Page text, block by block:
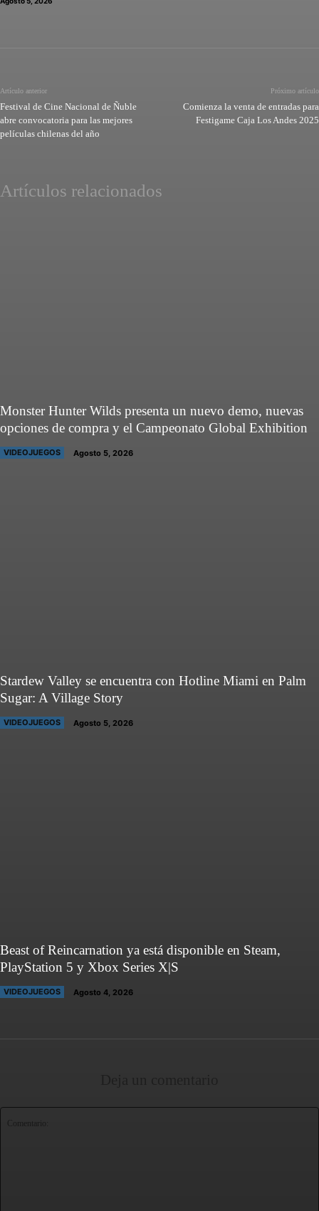
Artículo anterior
Festival de Cine Nacional de Ñuble
abre convocatoria para las mejores
películas chilenas del año
Próximo artículo
Comienza la venta de entradas para
Festigame Caja Los Andes 2025
Artículos relacionados
Monster Hunter Wilds presenta un nuevo demo, nuevas
opciones de compra y el Campeonato Global Exhibition
VIDEOJUEGOS Agosto 5, 2026
Stardew Valley se encuentra con Hotline Miami en Palm
Sugar: A Village Story
VIDEOJUEGOS Agosto 5, 2026
Beast of Reincarnation ya está disponible en Steam,
PlayStation 5 y Xbox Series X|S
VIDEOJUEGOS Agosto 4, 2026